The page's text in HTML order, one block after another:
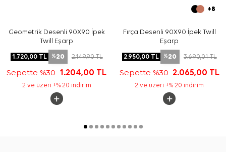
Geometrik Desenli 90X90 İpek
Twill Eşarp
1.720,00TL %20 2.149,90TL
Sepette %30 1.204,00 TL
2 ve üzeri +% 20 indirim
+8
Fırça Desenli 90X90 İpek Twill
Eşarp
2.950,00TL %20 3.690,01TL
Sepette %30 2.065,00 TL
2 ve üzeri +% 20 indirim